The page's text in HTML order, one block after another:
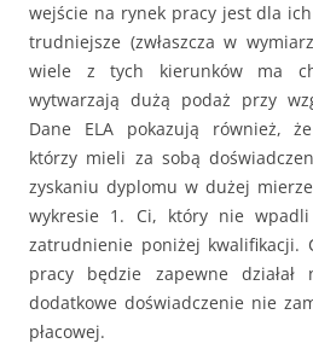
wejście na rynek pracy jest dla
trudniejsze (zwłaszcza w
wiele z tych kierunków ma
wytwarzają dużą podaż przy
Dane ELA pokazują również,
którzy mieli za sobą
zyskaniu dyplomu w dużej
wykresie 1. Ci, który nie
zatrudnienie poniżej kwalifikacji.
pracy będzie zapewne
dodatkowe doświadczenie nie
płacowej.